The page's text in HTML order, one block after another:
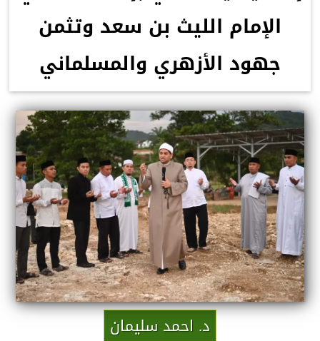
الإمام الليث بن سعد وتثمن
جهود الأزهري والمسلماني
د. احمد سليمان